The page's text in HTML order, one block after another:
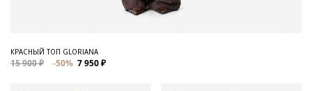
КРАСНЫЙ ТОП GLORIANA
15 900 ₽ -50% 7 950 ₽